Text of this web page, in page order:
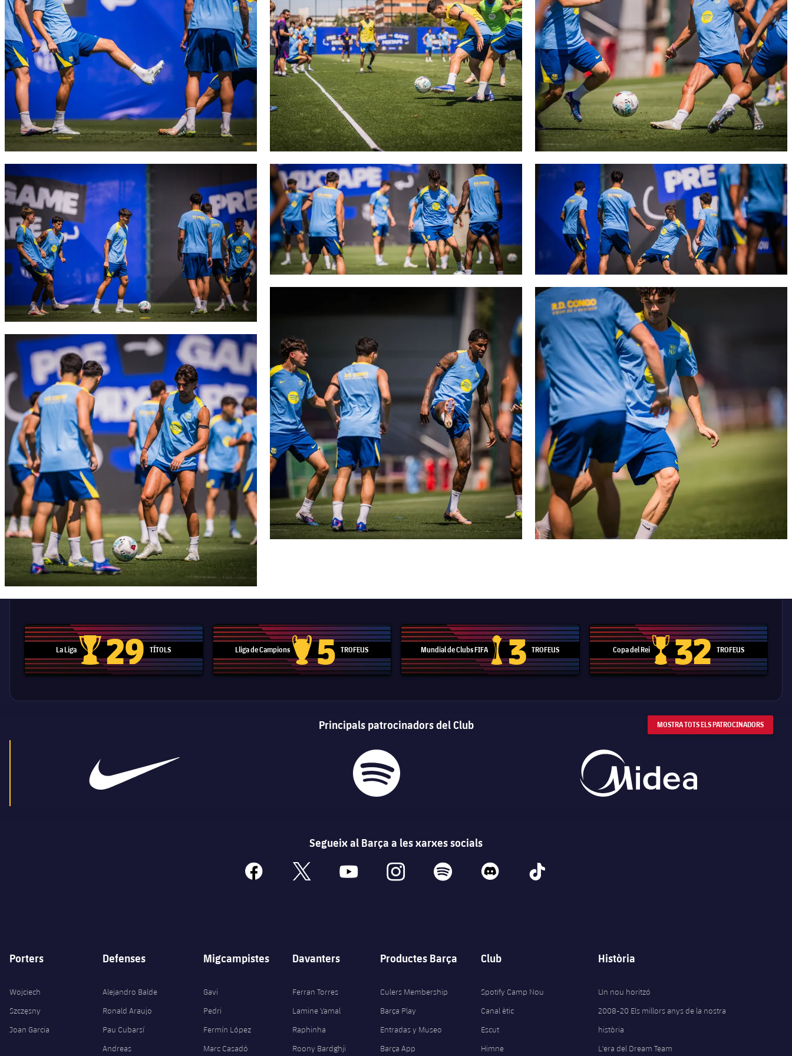
FC Barcelona club badge
FC Barcelona club badge FC Barcelona club badge
FC Barcelona club badge
La Liga
Trofeu de la Liga
29 TÍTOLS Lliga de Campions
Trofeu de la Lliga de Campions
5 TROFEUS Mundial de Clubs FIFA
Trofeu del Mundial de Clubs
3 TROFEUS Copa del Rei
Copa del Rei
32 TROFEUS
Principals patrocinadors del Club MOSTRA TOTS ELS PATROCINADORS
Segueix al Barça a les xarxes socials
facebook x youtube instagram spotify discord tiktok
Porters
Wojciech
Szczęsny
Joan Garcia
Defenses
Alejandro Balde
Ronald Araujo
Pau Cubarsí
Andreas
Migcampistes
Gavi
Pedri
Fermín López
Marc Casadó
Davanters
Ferran Torres
Lamine Yamal
Raphinha
Roony Bardghji
Productes Barça
Culers Membership
Barça Play
Entradas y Museo
Barça App
Club
Spotify Camp Nou
Canal ètic
Escut
Himne
Història
Un nou horitzó
2008-20 Els millors anys de la nostra
història
L'era del Dream Team